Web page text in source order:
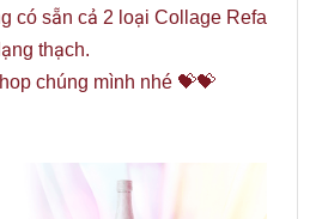
có sẵn cả 2 loại Collage Refa
thạch.
chúng mình nhé 💝💝